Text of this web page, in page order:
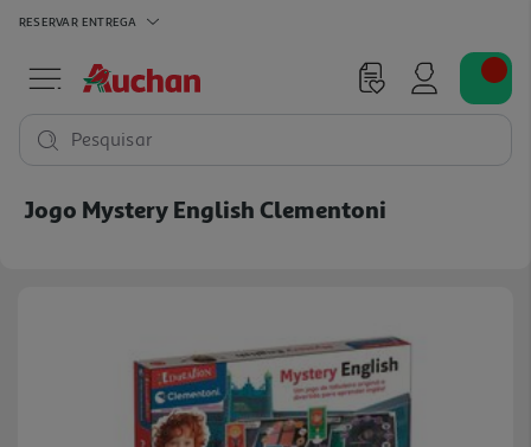
RESERVAR ENTREGA
Pesquisar
Jogo Mystery English Clementoni